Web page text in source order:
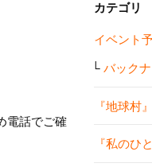
電話でご確
カテゴリ
イベント
バック
『地球村
『私のひ